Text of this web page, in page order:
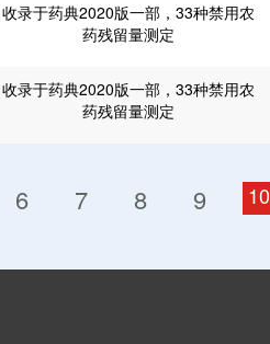
收录于药典2020版一部，33种禁用农
药残留量测定
收录于药典2020版一部，33种禁用农
药残留量测定
6 7 8 9 10